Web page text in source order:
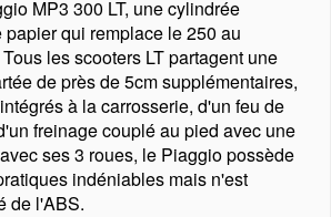
MP3 300 LT, une cylindrée
qui remplace le 250 au
les scooters LT partagent une
de près de 5cm supplémentaires,
à la carrosserie, d'un feu de
freinage couplé au pied avec une
ses 3 roues, le Piaggio possède
indéniables mais n'est
de l'ABS.